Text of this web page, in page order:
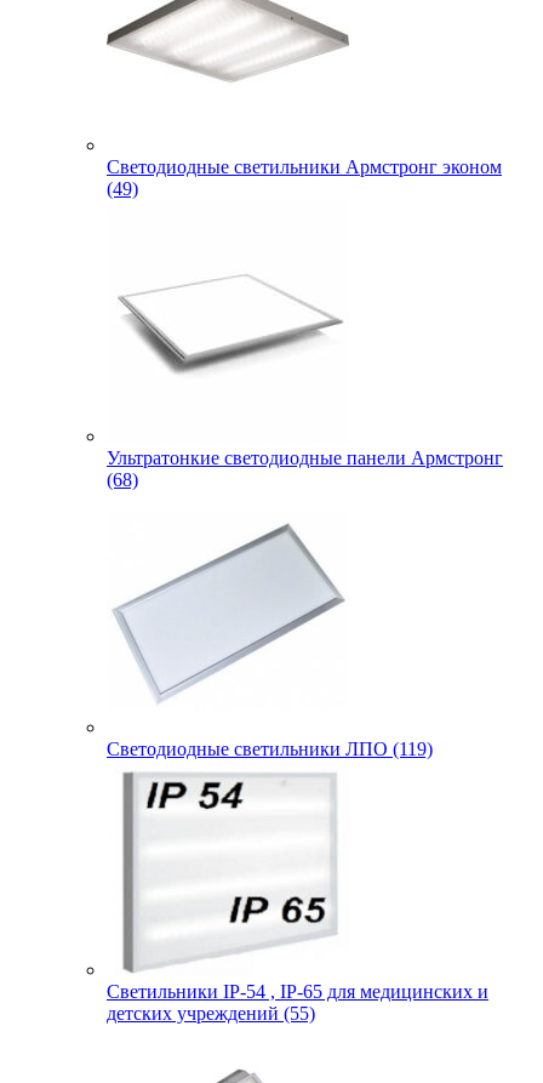
Светодиодные светильники Армстронг эконом
(49)
Ультратонкие светодиодные панели Армстронг
(68)
Светодиодные светильники ЛПО (119)
Светильники IP-54 , IP-65 для медицинских и
детских учреждений (55)